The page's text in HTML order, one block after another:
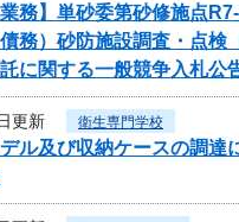
業務】単砂委第砂修施点
務）砂防施設調査・点検
に関する一般競争入札公
更新 衛生専門学校
ル及び収納ケースの調達